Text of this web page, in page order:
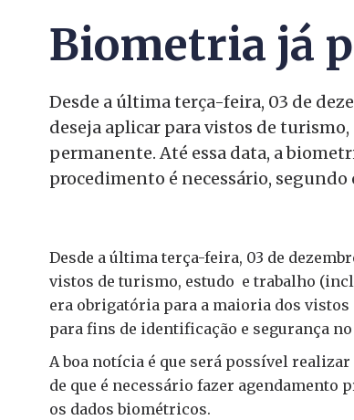
Biometria já
Desde a última terça-feira, 03 de
deseja aplicar para vistos de
permanente. Até essa data, a
procedimento é necessário,
Desde a última terça-feira, 03 de
vistos de turismo, estudo e trabalho
era obrigatória para a maioria dos
para fins de identificação e segurança
A boa notícia é que será possível
de que é necessário fazer agendamento
os dados biométricos.